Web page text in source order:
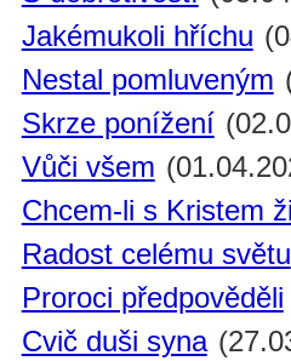
Jakémukoli hříchu
Nestal pomluveným
Skrze ponížení
Vůči všem
Chcem-li s Kristem
Radost celému světu
Proroci předpověděli
Cvič duši syna